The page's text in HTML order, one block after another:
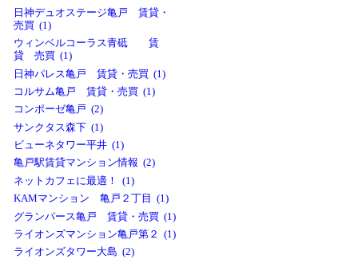
日神デュオステージ亀戸 賃貸・
売買 (1)
ウィンベルコーラス青砥 賃
貸 売買 (1)
日神パレス亀戸 賃貸・売買 (1)
コルサム亀戸 賃貸・売買 (1)
コンポーゼ亀戸 (2)
サンクタス森下 (1)
ビューネタワー平井 (1)
亀戸駅賃貸マンション情報 (2)
ネットカフェに最適！ (1)
KAMマンション 亀戸２丁目 (1)
グランパース亀戸 賃貸・売買 (1)
ライオンズマンション亀戸第２ (1)
ライオンズタワー大島 (2)